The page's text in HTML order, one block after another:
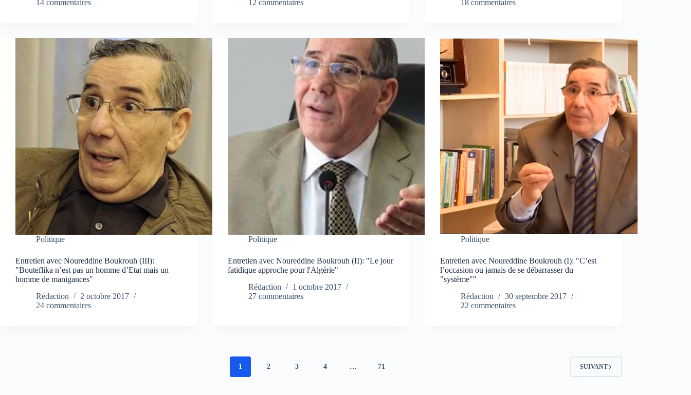
14 commentaires
12 commentaires
18 commentaires
Politique
Entretien avec Noureddine Boukrouh (III):
"Bouteflika n’est pas un homme d’Etat mais un
homme de manigances"
Rédaction
2 octobre 2017
24 commentaires
Politique
Entretien avec Noureddine Boukrouh (II): "Le jour
fatidique approche pour l'Algérie"
Rédaction
1 octobre 2017
27 commentaires
Politique
Entretien avec Noureddine Boukrouh (I): "C’est
l’occasion ou jamais de se débarrasser du
"système""
Rédaction
30 septembre 2017
22 commentaires
1 2 3 4 … 71 SUIVANT